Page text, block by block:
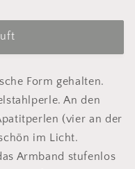
Form gehalten.
An den
(vier an der
im Licht.
Armband stufenlos